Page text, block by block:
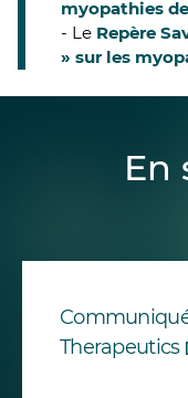
myopathies
- Le Repère
» sur les
En
Therapeutics